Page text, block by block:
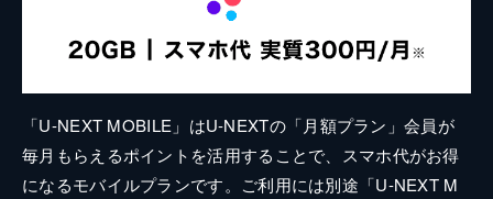
「U-NEXT MOBILE」はU-NEXTの「月額プラン」会員が
毎月もらえるポイントを活用することで、スマホ代がお得
になるモバイルプランです。ご利用には別途「U-NEXT M